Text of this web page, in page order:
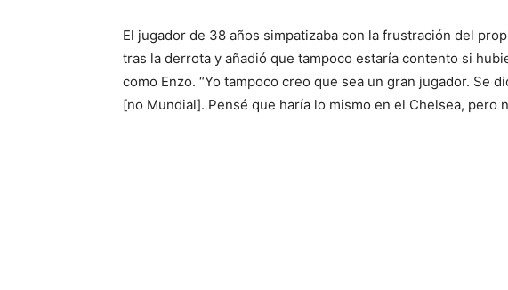
El jugador de 38 años simpatizaba con la frustración del
tras la derrota y añadió que tampoco estaría contento si
como Enzo. “Yo tampoco creo que sea un gran jugador. Se
[no Mundial]. Pensé que haría lo mismo en el Chelsea, pero